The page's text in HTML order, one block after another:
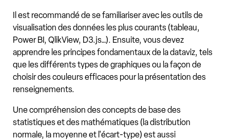
Il est recommandé de se familiariser avec les outils de
visualisation des données les plus courants (tableau,
Power BI, QlikView, D3.js…). Ensuite, vous devez
apprendre les principes fondamentaux de la dataviz, tels
que les différents types de graphiques ou la façon de
choisir des couleurs efficaces pour la présentation des
renseignements.
Une compréhension des concepts de base des
statistiques et des mathématiques (la distribution
normale, la moyenne et l'écart-type) est aussi